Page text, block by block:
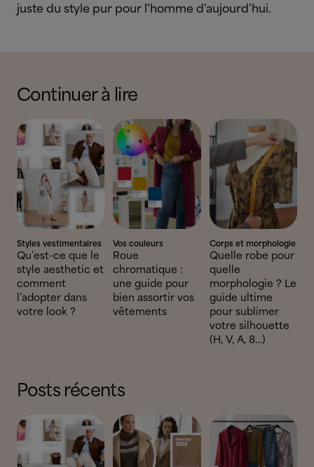
juste du style pur pour l'homme d'aujourd'hui.
Continuer à lire
Styles vestimentaires
Qu’est-ce que le
style aesthetic et
comment
l’adopter dans
votre look ?
Vos couleurs
Roue
chromatique :
une guide pour
bien assortir vos
vêtements
Corps et morphologie
Quelle robe pour
quelle
morphologie ? Le
guide ultime
pour sublimer
votre silhouette
(H, V, A, 8…)
Posts récents